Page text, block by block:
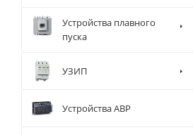
Устройства плавного
пуска
УЗИП
Устройства АВР